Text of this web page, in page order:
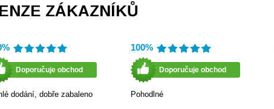
ZÁKAZNÍKŮ
Doporučuje obchod
dodání, dobře zabaleno
100%
Doporučuje obchod
Pohodlné